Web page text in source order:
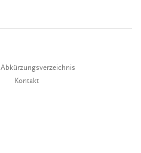
Abkürzungsverzeichnis
Kontakt